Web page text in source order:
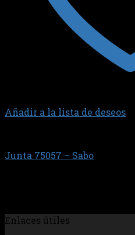
Añadir a la lista de deseos
Junta 75057 – Sabo
Enlaces útiles